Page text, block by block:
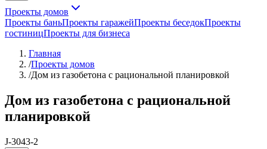
Проекты домов
Проекты баньПроекты гаражейПроекты беседокПроекты
гостиницПроекты для бизнеса
Главная
/Проекты домов
/Дом из газобетона с рациональной планировкой
Дом из газобетона с рациональной
планировкой
J-3043-2